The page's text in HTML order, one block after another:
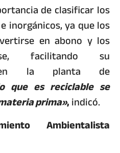
de clasificar los
inorgánicos, ya que los
en abono y los
facilitando su
en la planta de
que es reciclable se
prima»,indicó.
Ambientalista